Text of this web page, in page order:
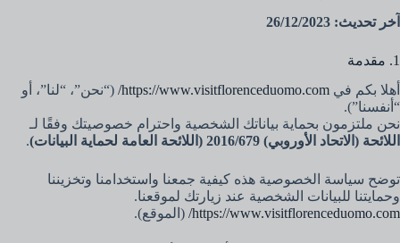
آخر تحديث: 26/12/2023
1. مقدمة
أهلا بكم في https://www.visitflorenceduomo.com/ (“نحن”، “لنا”، أو
“أنفسنا”).
نحن ملتزمون بحماية بياناتك الشخصية واحترام خصوصيتك وفقًا لـ
اللائحة (الاتحاد الأوروبي) 2016/679 (اللائحة العامة لحماية البيانات)
.
توضح سياسة الخصوصية هذه كيفية جمعنا واستخدامنا وتخزيننا
وحمايتنا للبيانات الشخصية عند زيارتك لموقعنا.
https://www.visitflorenceduomo.com/ (الموقع).